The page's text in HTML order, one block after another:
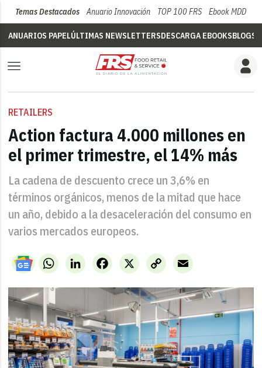
Temas Destacados Anuario Innovación TOP 100 FRS Ebook MDD
ANUARIOS PAPELÚLTIMAS NEWSLETTERSDESCARGA EBOOKSBLOGS
RETAILERS
Action factura 4.000 millones en
el primer trimestre, el 14% más
La cadena de descuento crece un 3,6% en
términos orgánicos, menos de la mitad que hace
un año, debido a la desaceleración del consumo en
varios mercados europeos.
WhatsAppLinkedIn X
Facebook
Copy
Link
Email